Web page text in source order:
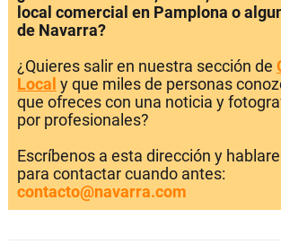
local comercial en Pamplona o
de Navarra?
¿Quieres salir en nuestra sección de
Local y que miles de personas
que ofreces con una noticia y
por profesionales?
Escríbenos a esta dirección y
para contactar cuando antes:
contacto@navarra.com